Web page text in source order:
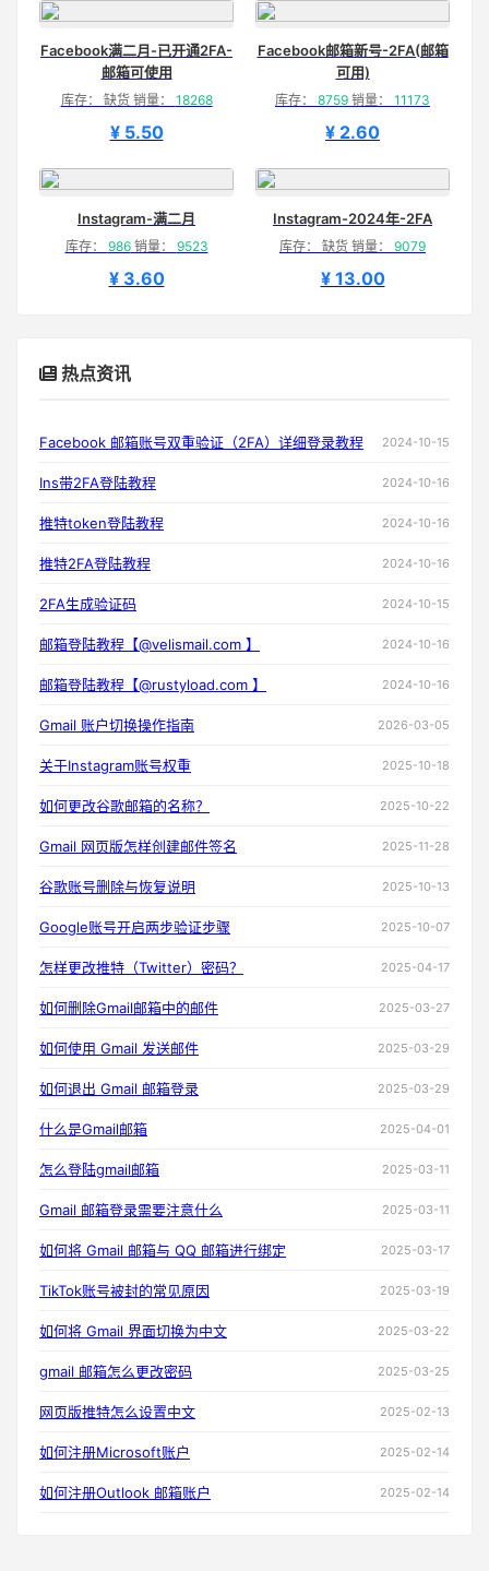
Facebook满二月-已开通2FA-
邮箱可使用
库存： 缺货 销量： 18268
¥ 5.50
Facebook邮箱新号-2FA(邮箱
可用)
库存： 8759 销量： 11173
¥ 2.60
Instagram-满二月
库存： 986销量： 9523
¥ 3.60
Instagram-2024年-2FA
库存： 缺货 销量： 9079
¥ 13.00
热点资讯
Facebook 邮箱账号双重验证（2FA）详细登录教程 2024-10-15
Ins带2FA登陆教程 2024-10-16
推特token登陆教程 2024-10-16
推特2FA登陆教程 2024-10-16
2FA生成验证码 2024-10-15
邮箱登陆教程【@velismail.com 】 2024-10-16
邮箱登陆教程【@rustyload.com 】 2024-10-16
Gmail 账户切换操作指南 2026-03-05
关于Instagram账号权重 2025-10-18
如何更改谷歌邮箱的名称？ 2025-10-22
Gmail 网页版怎样创建邮件签名 2025-11-28
谷歌账号删除与恢复说明 2025-10-13
Google账号开启两步验证步骤 2025-10-07
怎样更改推特（Twitter）密码？ 2025-04-17
如何删除Gmail邮箱中的邮件 2025-03-27
如何使用 Gmail 发送邮件 2025-03-29
如何退出 Gmail 邮箱登录 2025-03-29
什么是Gmail邮箱 2025-04-01
怎么登陆gmail邮箱 2025-03-11
Gmail 邮箱登录需要注意什么 2025-03-11
如何将 Gmail 邮箱与 QQ 邮箱进行绑定 2025-03-17
TikTok账号被封的常见原因 2025-03-19
如何将 Gmail 界面切换为中文 2025-03-22
gmail 邮箱怎么更改密码 2025-03-25
网页版推特怎么设置中文 2025-02-13
如何注册Microsoft账户 2025-02-14
如何注册Outlook 邮箱账户 2025-02-14